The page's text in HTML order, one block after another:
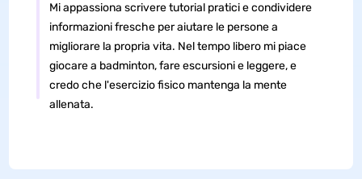
Mi appassiona scrivere tutorial pratici e condividere
informazioni fresche per aiutare le persone a
migliorare la propria vita. Nel tempo libero mi piace
giocare a badminton, fare escursioni e leggere, e
credo che l'esercizio fisico mantenga la mente
allenata.